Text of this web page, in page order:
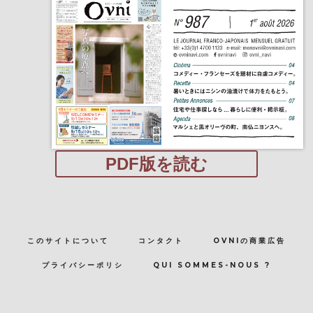
PDF版を読む
このサイトについて コンタクト OVNIの商業広告
プライバシーポリシ QUI SOMMES-NOUS ?